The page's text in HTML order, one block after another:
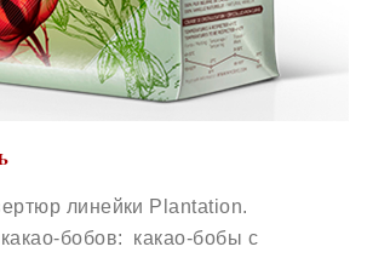
линейки Plantation.
бобов: какао-бобы с